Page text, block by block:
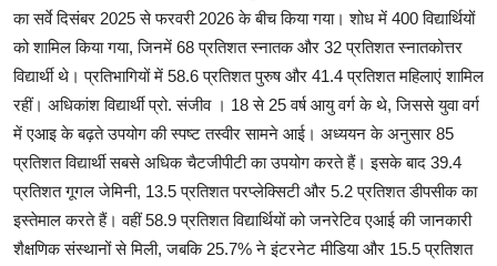
का सर्वे दिसंबर 2025 से फरवरी 2026 के बीच किया गया। शोध में 400 विद्यार्थियों
को शामिल किया गया, जिनमें 68 प्रतिशत स्नातक और 32 प्रतिशत स्नातकोत्तर
विद्यार्थी थे। प्रतिभागियों में 58.6 प्रतिशत पुरुष और 41.4 प्रतिशत महिलाएं शामिल
रहीं। अधिकांश विद्यार्थी प्रो. संजीव । 18 से 25 वर्ष आयु वर्ग के थे, जिससे युवा वर्ग
में एआइ के बढ़ते उपयोग की स्पष्ट तस्वीर सामने आई। अध्ययन के अनुसार 85
प्रतिशत विद्यार्थी सबसे अधिक चैटजीपीटी का उपयोग करते हैं। इसके बाद 39.4
प्रतिशत गूगल जेमिनी, 13.5 प्रतिशत परप्लेक्सिटी और 5.2 प्रतिशत डीपसीक का
इस्तेमाल करते हैं। वहीं 58.9 प्रतिशत विद्यार्थियों को जनरेटिव एआई की जानकारी
शैक्षणिक संस्थानों से मिली, जबकि 25.7% ने इंटरनेट मीडिया और 15.5 प्रतिशत